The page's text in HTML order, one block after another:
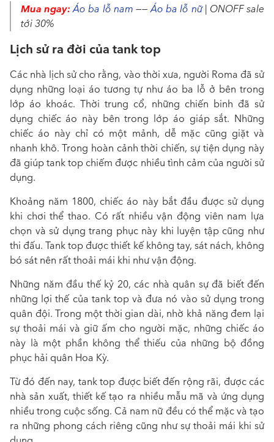
Mua ngay: Áo ba lỗ nam ——Áo ba lỗ nữ| ONOFF sale
tới 30%
Lịch sử ra đời của tank top
Các nhà lịch sử cho rằng, vào thời xưa, người Roma đã sử
dụng những loại áo tương tự như áo ba lỗ ở bên trong
lớp áo khoác. Thời trung cổ, những chiến binh đã sử
dụng chiếc áo này bên trong lớp áo giáp sắt. Những
chiếc áo này chỉ có một mảnh, dễ mặc cũng giặt và
nhanh khô. Trong hoàn cảnh thời chiến, sự tiện dụng này
đã giúp tank top chiếm được nhiều tình cảm của người sử
dụng.
Khoảng năm 1800, chiếc áo này bắt đầu được sử dụng
khi chơi thể thao. Có rất nhiều vận động viên nam lựa
chọn và sử dụng trang phục này khi luyện tập cũng như
thi đấu. Tank top được thiết kế không tay, sát nách, không
bó sát nên rất thoải mái khi như vận động.
Những năm đầu thế kỷ 20, các nhà quân sự đã biết đến
những lợi thế của tank top và đưa nó vào sử dụng trong
quân đội. Trong một thời gian dài, nhờ khả năng đem lại
sự thoải mái và giữ ấm cho người mặc, những chiếc áo
này là một phần không thể thiếu của những bộ đồng
phục hải quân Hoa Kỳ.
Từ đó đến nay, tank top được biết đến rộng rãi, được các
nhà sản xuất, thiết kế tạo ra nhiều mẫu mã và ứng dụng
nhiều trong cuộc sống. Cả nam nữ đều có thể mặc và tạo
ra những phong cách riêng cũng như sự thoải mái khi sử